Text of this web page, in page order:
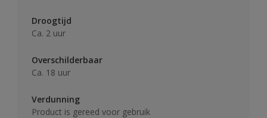
Droogtijd
Ca. 2 uur
Overschilderbaar
Ca. 18 uur
Verdunning
Product is gereed voor gebruik